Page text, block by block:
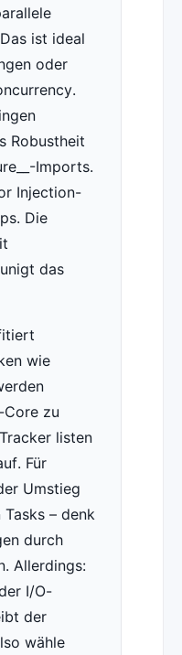
ist ideal
oder
Robustheit
Imports.
Injection-
Die
das
wie
zu
listen
Für
Umstieg
– denk
durch
Allerdings:
I/O-
der
wähle